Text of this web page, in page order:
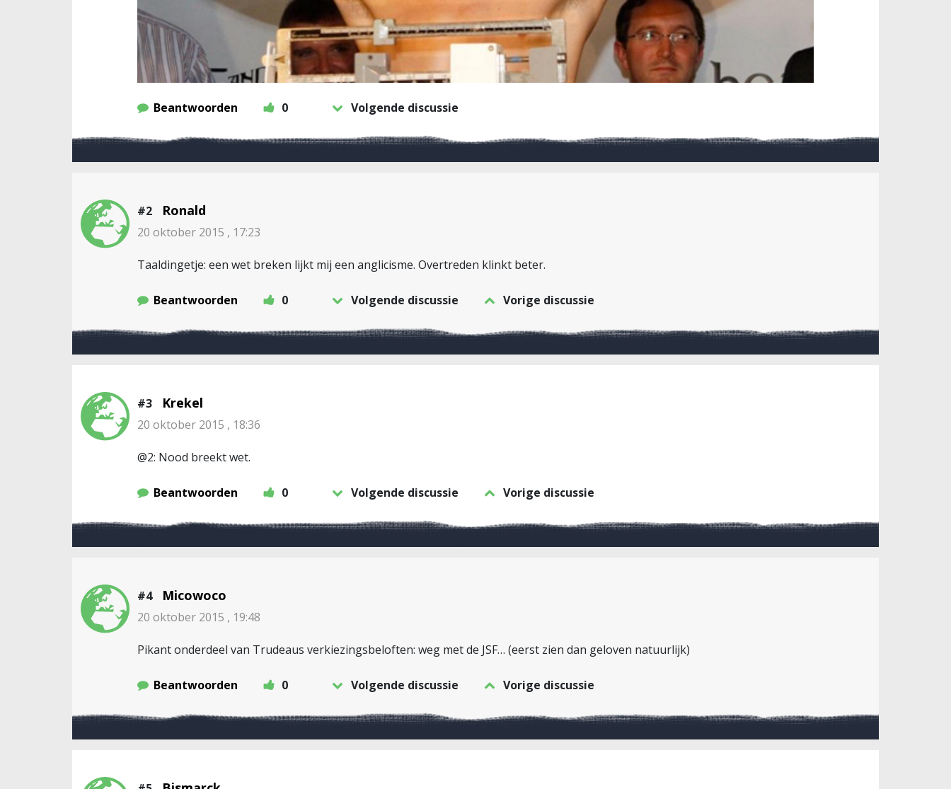
Beantwoorden 0 Volgende discussie
#2 Ronald
20 oktober 2015 , 17:23
Taaldingetje: een wet breken lijkt mij een anglicisme. Overtreden klinkt beter.
Beantwoorden 0 Volgende discussie Vorige discussie
#3 Krekel
20 oktober 2015 , 18:36
@2: Nood breekt wet.
Beantwoorden 0 Volgende discussie Vorige discussie
#4 Micowoco
20 oktober 2015 , 19:48
Pikant onderdeel van Trudeaus verkiezingsbeloften: weg met de JSF… (eerst zien dan geloven natuurlijk)
Beantwoorden 0 Volgende discussie Vorige discussie